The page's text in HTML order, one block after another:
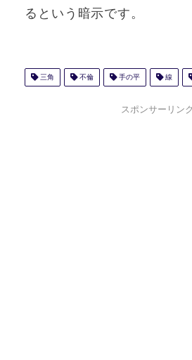
るという暗示です。
三角 不倫 手の平 線
スポンサーリンク